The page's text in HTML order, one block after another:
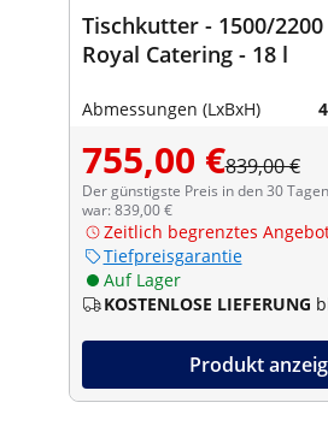
Tischkutter - 1500/
Royal Catering - 18 l
Abmessungen (LxBxH)
755,00 €839,00 €
Der günstigste Preis in den 30
war: 839,00 €
Zeitlich begrenztes
Tiefpreisgarantie
Auf Lager
KOSTENLOSE LIEFERUNG
Produkt